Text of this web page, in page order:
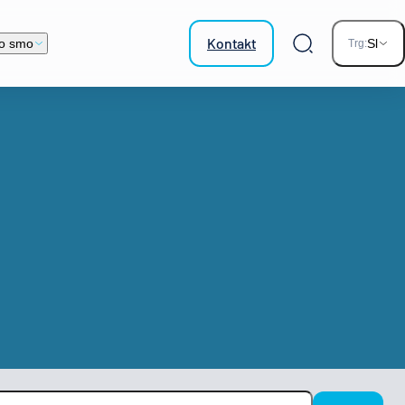
smo Kontakt
Iskalnik
Trg:Sl